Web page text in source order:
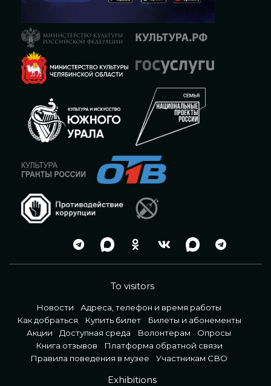
To visitors
Новости
Адреса, телефон и время работы
Как добраться
Купить билет
Билеты и абонементы
Акции
Доступная среда Волонтерам
Опросы
Книга отзывов
Платформа обратной связи
Правила поведения в музее
Участникам СВО
Exhibitions